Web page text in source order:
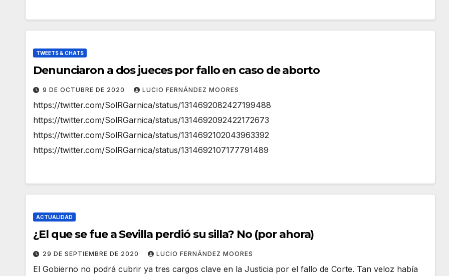
TWEETS & CHATS
Denunciaron a dos jueces por fallo en caso de aborto
9 DE OCTUBRE DE 2020 LUCIO FERNÁNDEZ MOORES
https://twitter.com/SolRGarnica/status/1314692082427199488
https://twitter.com/SolRGarnica/status/1314692092422172673
https://twitter.com/SolRGarnica/status/1314692102043963392
https://twitter.com/SolRGarnica/status/1314692107177791489
ACTUALIDAD
¿El que se fue a Sevilla perdió su silla? No (por ahora)
29 DE SEPTIEMBRE DE 2020 LUCIO FERNÁNDEZ MOORES
El Gobierno no podrá cubrir ya tres cargos clave en la Justicia por el fallo de Corte. Tan veloz había